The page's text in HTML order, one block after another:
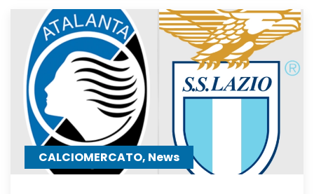
El
Bilal
resta
in
uscita:
Parma
passo
CALCIOMERCATO, News